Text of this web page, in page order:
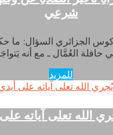
شرعي
الجزائري السؤال: ما
للمزيد
الله تعلى آياته